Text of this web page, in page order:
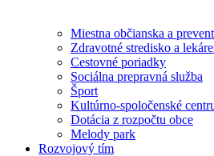
Miestna občianska a
Zdravotné stredisko a
Cestovné poriadky
Sociálna prepravná služba
Šport
Kultúrno-spoločenské
Dotácia z rozpočtu obce
Melody park
Rozvojový tím